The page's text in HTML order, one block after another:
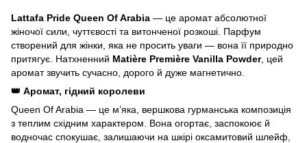
Lattafa Pride Queen Of Arabia — це аромат абсолютної
жіночої сили, чуттєвості та витонченої розкоші. Парфум
створений для жінки, яка не просить уваги — вона її природно
притягує. Натхненний Matière Première Vanilla Powder, цей
аромат звучить сучасно, дорого й дуже магнетично.
👑 Аромат, гідний королеви
Queen Of Arabia — це м’яка, вершкова гурманська композиція
з теплим східним характером. Вона огортає, заспокоює й
водночас спокушає, залишаючи на шкірі оксамитовий шлейф,